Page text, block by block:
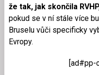
že tak, jak skončila
pokud se v ní stále více
Bruselu vůči specificky
Evropy.
[ad#pp-